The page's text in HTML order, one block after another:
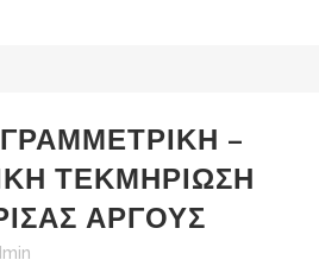
–
ΤΕΚΜΗΡΊΩΣΗ
ΆΡΓΟΥΣ